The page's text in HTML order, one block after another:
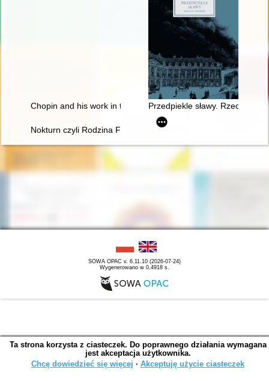
Chopin and his work in the context of culture. Vol 1-2
Przedpiekle sławy. Rzecz o
Nokturn czyli Rodzina Fryderyka Chopina i Warszawa w
SOWA OPAC v. 6.11.10 (2026-07-24)
Wygenerowano w 0,4918 s.
Ta strona korzysta z ciasteczek. Do poprawnego działania wymagana
jest akceptacja użytkownika.
Chcę dowiedzieć się więcej ∙ Akceptuję użycie ciasteczek